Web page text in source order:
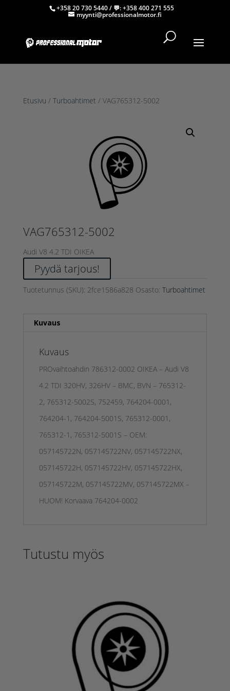
+358 20 730 5440/ 💬:+358 400 271 555
myynti@professionalmotor.fi
Etusivu / Turboahtimet / VAG765312-5002
VAG765312-5002
Audi V8 4.2 TDI OIKEA
Pyydä tarjous!
Tuotetunnus (SKU): 2fce1586a828 Osasto: Turboahtimet
Kuvaus
Kuvaus
PROvaihtoahdin 786312-0002 OIKEA – Audi V8
4.2 TDI 320HV, 326HV – BMC, BVN – 765312-
2, 765312-5002S, 752459, 764204-0001,
764204-1, 764204-5001S, 765312-0001,
765312-1, 765312-5001S – OEM:
057145722N, 057145722NV, 057145722NX,
057145722H, 057145722HV, 057145722HX,
057145722M, 057145722MV, 057145722MX –
HUOM! Korvaava 764204-0002
Tutustu myös